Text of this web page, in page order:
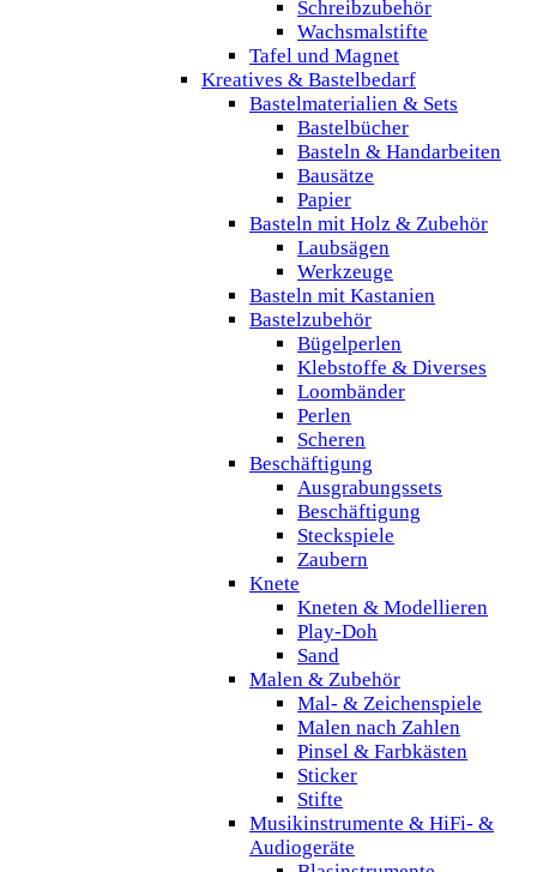
Schreibzubehör
Wachsmalstifte
Tafel und Magnet
Kreatives & Bastelbedarf
Bastelmaterialien & Sets
Bastelbücher
Basteln & Handarbeiten
Bausätze
Papier
Basteln mit Holz & Zubehör
Laubsägen
Werkzeuge
Basteln mit Kastanien
Bastelzubehör
Bügelperlen
Klebstoffe & Diverses
Loombänder
Perlen
Scheren
Beschäftigung
Ausgrabungssets
Beschäftigung
Steckspiele
Zaubern
Knete
Kneten & Modellieren
Play-Doh
Sand
Malen & Zubehör
Mal- & Zeichenspiele
Malen nach Zahlen
Pinsel & Farbkästen
Sticker
Stifte
Musikinstrumente & HiFi- &
Audiogeräte